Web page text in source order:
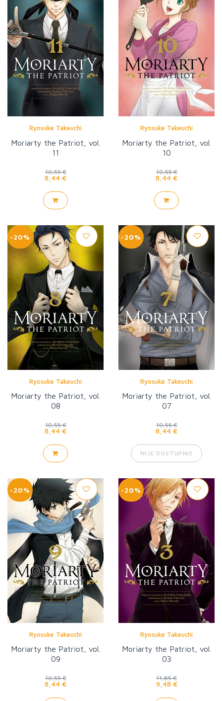
Ryosuke Takeuchi
Moriarty the Patriot, vol.
11
10,55 €
8,44 €
Ryosuke Takeuchi
Moriarty the Patriot, vol.
10
10,55 €
8,44 €
-20%
Ryosuke Takeuchi
Moriarty the Patriot, vol.
08
10,55 €
8,44 €
-20%
Ryosuke Takeuchi
Moriarty the Patriot, vol.
07
10,55 €
8,44 €
NIJE DOSTUPNO
-20%
Ryosuke Takeuchi
Moriarty the Patriot, vol.
09
10,55 €
8,44 €
-20%
Ryosuke Takeuchi
Moriarty the Patriot, vol.
03
11,85 €
9,48 €